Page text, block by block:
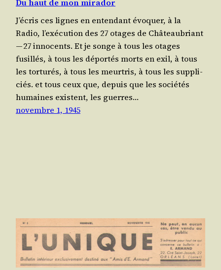
Du haut de mon mirador
J’é­cris ces lignes en enten­dant évo­quer, à la
Radio, l’exé­cu­tion des 27 otages de Châ­teau­briant
— 27 inno­cents. Et je songe à tous les otages
fusillés, à tous les dépor­tés morts en exil, à tous
les tor­tu­rés, à tous les meur­tris, à tous les sup­pli­
ciés. et tous ceux que, depuis que les socié­tés
humaines existent, les guerres…
novembre 1, 1945